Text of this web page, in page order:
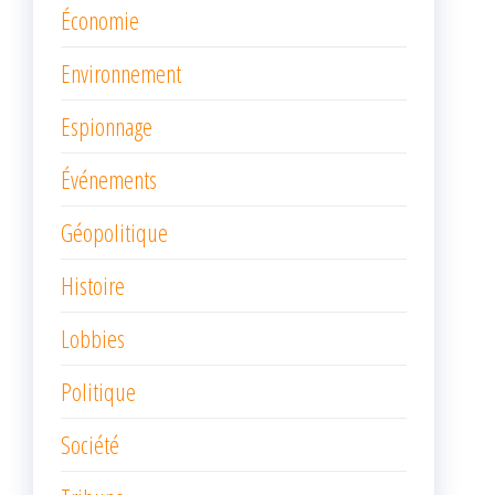
Économie
Environnement
Espionnage
Événements
Géopolitique
Histoire
Lobbies
Politique
Société